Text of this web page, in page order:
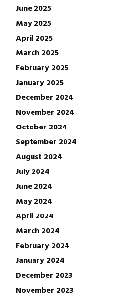
June 2025
May 2025
April 2025
March 2025
February 2025
January 2025
December 2024
November 2024
October 2024
September 2024
August 2024
July 2024
June 2024
May 2024
April 2024
March 2024
February 2024
January 2024
December 2023
November 2023